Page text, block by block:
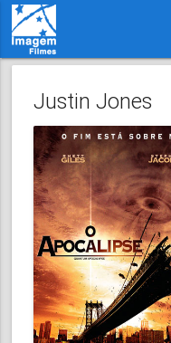
Justin Jones